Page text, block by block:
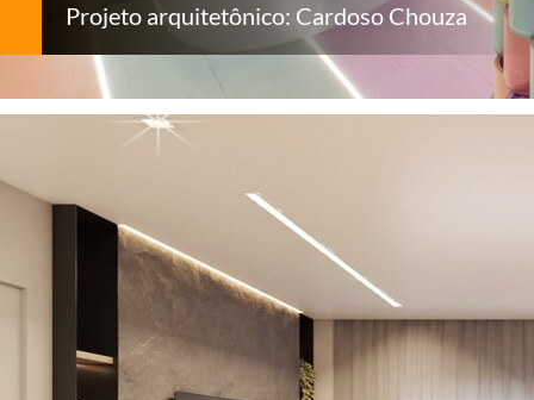
Projeto arquitetônico: Cardoso Chouza